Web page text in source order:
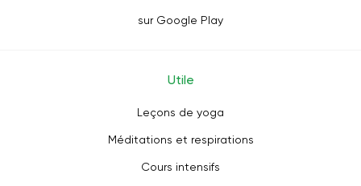
sur Google Play
Utile
Leçons de yoga
Méditations et respirations
Cours intensifs